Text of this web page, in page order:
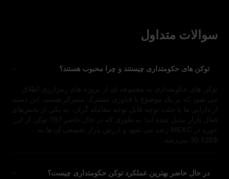
سوالات متداول
توکن‌ های حکومتداری چیستند و چرا محبوب هستند؟
توکن‌ های حکومتداری به مجموعه‌ ای از پروژه‌ های رمزارزی اطلاق
می‌ شود که بر یک موضوع یا فناوری مشترک متمرکز هستند. این دسته
از دارایی‌ ها با جلب توجه قابل‌ توجه معامله‌ گران، به یکی از بخش‌های
فعال بازار تبدیل شده‌ اند؛ به‌ طوری‌ که در حال حاضر 197 توکن از این
حوزه در MEXC رصد می‌ شود و ارزش بازار تجمیعی آن‌ ها به
$30.12B می‌رسد.
در حال حاضر بهترین عملکرد توکن حکومتداری چیست؟